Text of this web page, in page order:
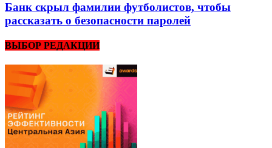
Банк скрыл фамилии футболистов, чтобы
рассказать о безопасности паролей
ВЫБОР РЕДАКЦИИ